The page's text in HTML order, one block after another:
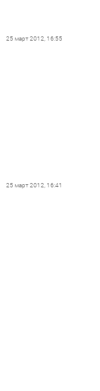
25 март 2012, 16:55
25 март 2012, 16:41